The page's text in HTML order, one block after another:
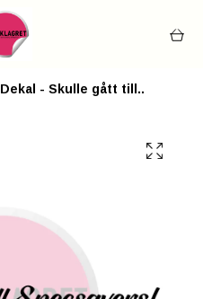
Dekal - Skulle gått till..